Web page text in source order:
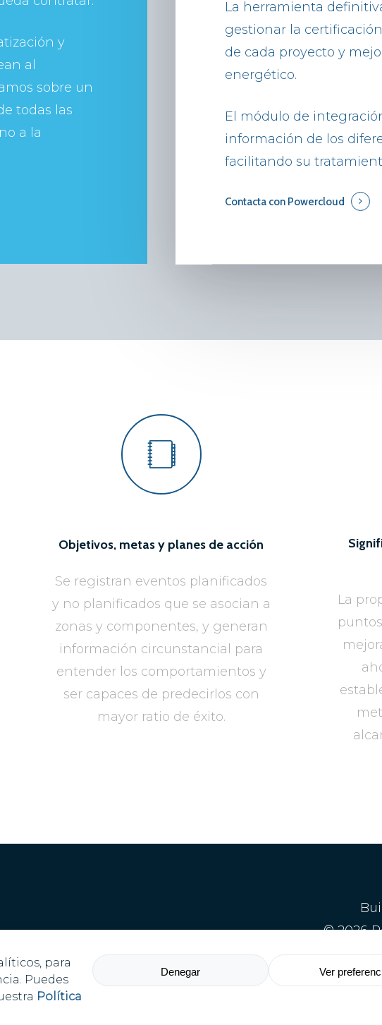
para
Puedes
Política
Denegar Ver
y
al
sobre un
todas las
a la
La herramienta
gestionar la
de cada proyecto y
energético.
El módulo de
información de los
facilitando su
Contacta con Powercloud
Objetivos, metas y planes de acción
Se registran eventos planificados
y no planificados que se asocian a
zonas y componentes, y generan
información circunstancial para
entender los comportamientos y
ser capaces de predecirlos con
mayor ratio de éxito.
La
© 2026